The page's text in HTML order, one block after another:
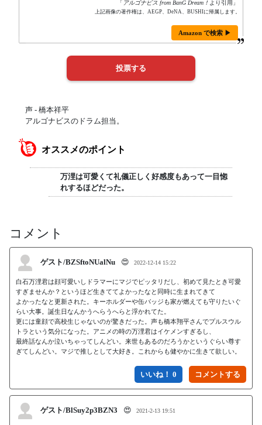
「 アルゴナビス from BanG Dream！ より引用」
上記画像の著作権は、AEGP、DeNA、BUSHIに帰属します。
Amazon で検索 ▶
声 - 橋本祥平
アルゴナビスのドラム担当。
オススメのポイント
万浬は可愛くて礼儀正しく好感度もあって一目惚
れするほどだった。
コメント
ゲスト/BZSftoNUalNu 😍 2022-12-14 15:22
白石万浬君は顔可愛いしドラマーにマジでピッタリだし、初めて見たとき可愛
すぎませんか？というほど生きててよかったなと同時に生まれてきて
よかったなと更新された。キーホルダーや缶バッジも家が燃えても守りたいぐ
らい大事。誕生日なんかうへらうへらと浮かれてた。
更には童顔で高校生じゃないのが驚きだった。声も橋本翔平さんでプルスウル
トラという気分になった。アニメの時の万浬君はイケメンすぎるし、
最終話なんか泣いちゃってしんどい。来世もあるのだろうかというぐらい尊す
ぎてしんどい。マジで推しとして大好き。これからも健やかに生きて欲しい。
いいね！ 0
ゲスト/BlSuy2p3BZN3 😍 2021-2-13 19:51